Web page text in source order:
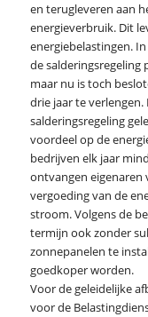
en terugleveren aan
energieverbruik. Dit
energiebelastingen.
de salderingsregeling
maar nu is toch
drie jaar te
salderingsregeling
voordeel op de
bedrijven elk jaar
ontvangen eigenaren
vergoeding van de
stroom. Volgens de
termijn ook zonder
zonnepanelen te
goedkoper worden.
Voor de geleidelijke
voor de